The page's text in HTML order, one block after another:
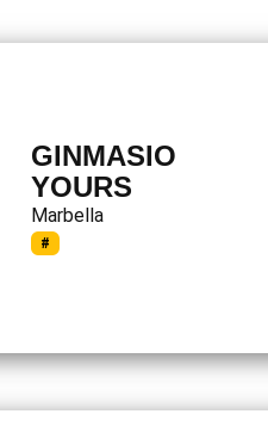
GINMASIO
YOURS
Marbella
#